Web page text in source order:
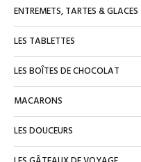
ENTREMETS, TARTES & GLACES
LES TABLETTES
LES BOÎTES DE CHOCOLAT
MACARONS
LES DOUCEURS